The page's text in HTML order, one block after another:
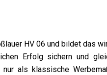
HV 06 und bildet das
Erfolg sichern und
als klassische